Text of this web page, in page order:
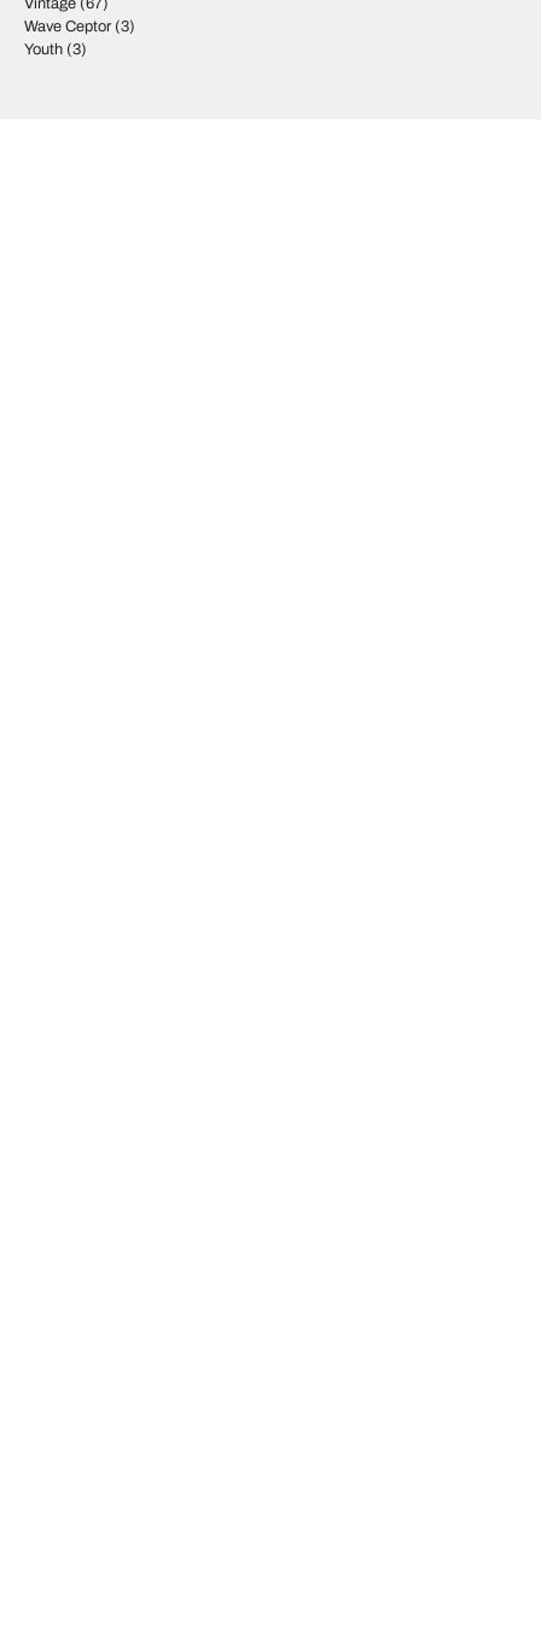
Vintage (67)
Wave Ceptor (3)
Youth (3)